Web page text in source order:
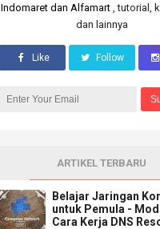
Indomaret dan Alfamart , tutorial,
dan lainnya
Like Follow
ARTIKEL TERBARU
Belajar Jaringan
untuk Pemula -
Cara Kerja DNS